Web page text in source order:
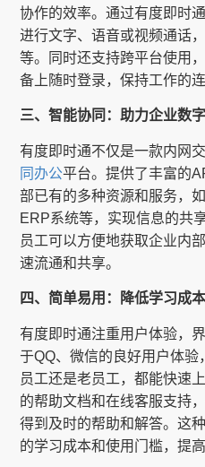
协作的效率。通过有度即时
进行文字、语音或视频通话
等。同时还支持跨平台使用
备上随时登录，保持工作的连
三、智能协同：助力企业数
有度即时通不仅是一款内网
同办公平台。提供了丰富的
部已有的多种资源和服务，
ERP系统等，实现信息的共
员工可以方便地获取企业内
速流通和共享。
四、简单易用：降低学习成
有度即时通注重用户体验，
于QQ、微信的良好用户体
员工还是老员工，都能快速
的帮助文档和在线客服支持
得到及时的帮助和解答。这
的学习成本和使用门槛，提